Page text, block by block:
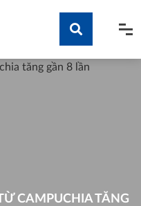
Tìm kiếm
CAMPUCHIA TĂNG